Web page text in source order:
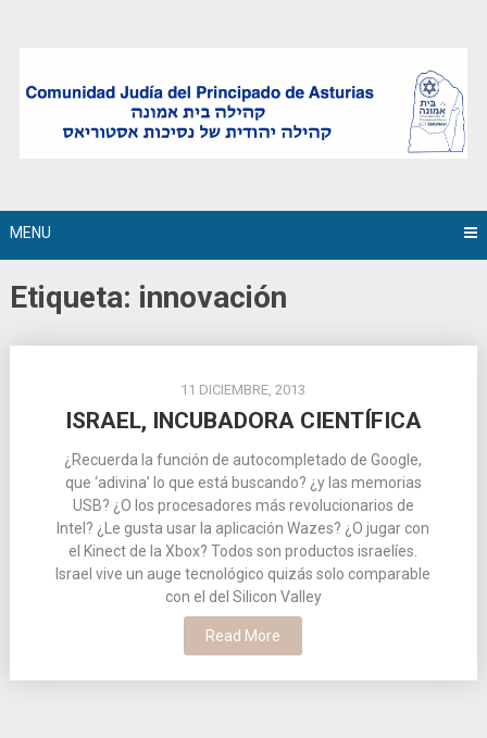
MENU
Etiqueta: innovación
11 DICIEMBRE, 2013
ISRAEL, INCUBADORA CIENTÍFICA
¿Recuerda la función de autocompletado de Google,
que ‘adivina’ lo que está buscando? ¿y las memorias
USB? ¿O los procesadores más revolucionarios de
Intel? ¿Le gusta usar la aplicación Wazes? ¿O jugar con
el Kinect de la Xbox? Todos son productos israelíes.
Israel vive un auge tecnológico quizás solo comparable
con el del Silicon Valley
Read More